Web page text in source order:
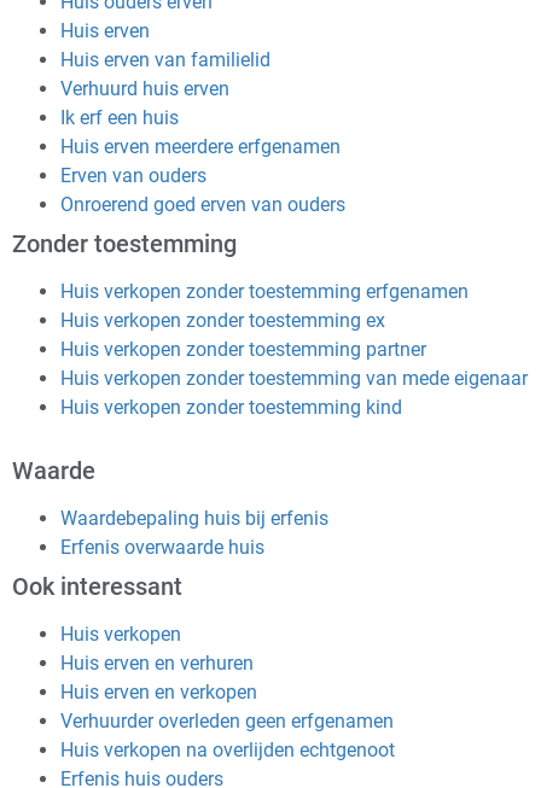
Huis erven
Huis erven van familielid
Verhuurd huis erven
Ik erf een huis
Huis erven meerdere erfgenamen
Erven van ouders
Onroerend goed erven van ouders
Zonder toestemming
Huis verkopen zonder toestemming erfgenamen
Huis verkopen zonder toestemming ex
Huis verkopen zonder toestemming partner
Huis verkopen zonder toestemming van mede eigenaar
Huis verkopen zonder toestemming kind
Waarde
Waardebepaling huis bij erfenis
Erfenis overwaarde huis
Ook interessant
Huis verkopen
Huis erven en verhuren
Huis erven en verkopen
Verhuurder overleden geen erfgenamen
Huis verkopen na overlijden echtgenoot
Erfenis huis ouders